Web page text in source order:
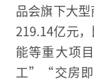
品会旗下大
219.14亿元
能等重大项
工”“交房